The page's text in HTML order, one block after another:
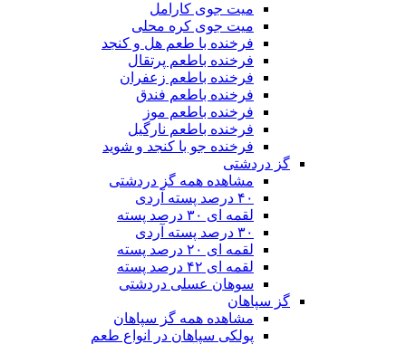
میت جوی کارامل
میت جوی کره محلی
فرخنده با طعم هل و کنجد
فرخنده باطعم پرتقال
فرخنده باطعم زعفران
فرخنده باطعم فندق
فرخنده باطعم موز
فرخنده باطعم نارگیل
فرخنده جو با کنجد و شوید
گز دردشتی
مشاهده همه گز دردشتی
۴۰ درصد پسته آردی
لقمه ای ۳۰ درصد پسته
۳۰ درصد پسته آردی
لقمه ای ۲۰ درصد پسته
لقمه ای ۴۲ درصد پسته
سوهان عسلی دردشتی
گز سپاهان
مشاهده همه گز سپاهان
پولکی سپاهان در انواع طعم